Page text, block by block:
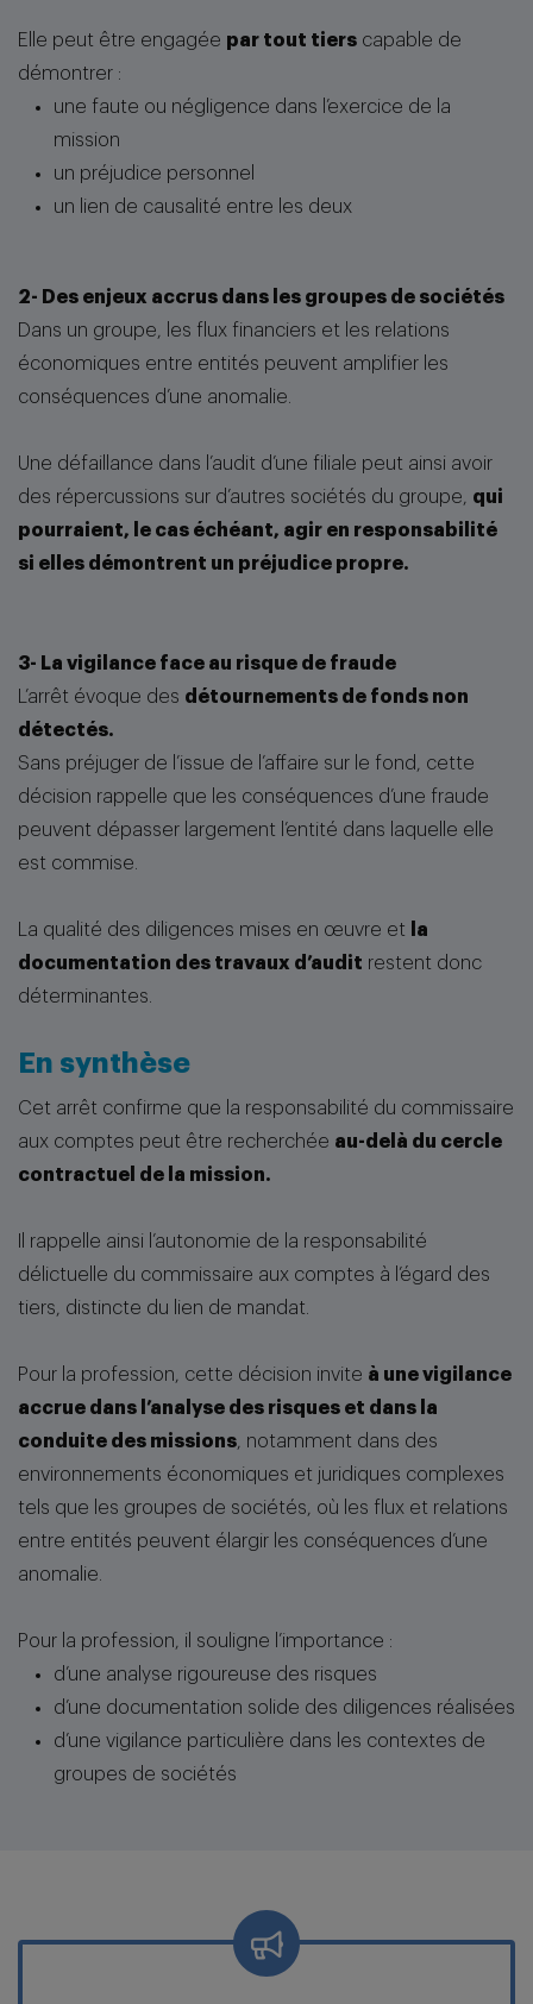
Elle peut être engagée par tout tiers capable de
démontrer :
une faute ou négligence dans l’exercice de la
mission
un préjudice personnel
un lien de causalité entre les deux
2- Des enjeux accrus dans les groupes de sociétés
Dans un groupe, les flux financiers et les relations
économiques entre entités peuvent amplifier les
conséquences d’une anomalie.
Une défaillance dans l’audit d’une filiale peut ainsi avoir
des répercussions sur d’autres sociétés du groupe, qui
pourraient, le cas échéant, agir en responsabilité
si elles démontrent un préjudice propre.
3- La vigilance face au risque de fraude
L’arrêt évoque des détournements de fonds non
détectés.
Sans préjuger de l’issue de l’affaire sur le fond, cette
décision rappelle que les conséquences d’une fraude
peuvent dépasser largement l’entité dans laquelle elle
est commise.
La qualité des diligences mises en œuvre et
la
documentation des travaux d’audit restent donc
déterminantes.
En synthèse
Cet arrêt confirme que la responsabilité du commissaire
aux comptes peut être recherchée au-delà du cercle
contractuel de la mission.
Il rappelle ainsi l’autonomie de la responsabilité
délictuelle du commissaire aux comptes à l’égard des
tiers, distincte du lien de mandat.
Pour la profession, cette décision invite à une vigilance
accrue dans l’analyse des risques et dans la
conduite des missions , notamment dans des
environnements économiques et juridiques complexes
tels que les groupes de sociétés, où les flux et relations
entre entités peuvent élargir les conséquences d’une
anomalie.
Pour la profession, il souligne l’importance :
d’une analyse rigoureuse des risques
d’une documentation solide des diligences réalisées
d’une vigilance particulière dans les contextes de
groupes de sociétés